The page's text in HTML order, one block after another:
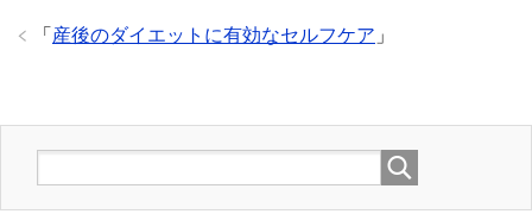
「 産後のダイエットに有効なセルフケア 」